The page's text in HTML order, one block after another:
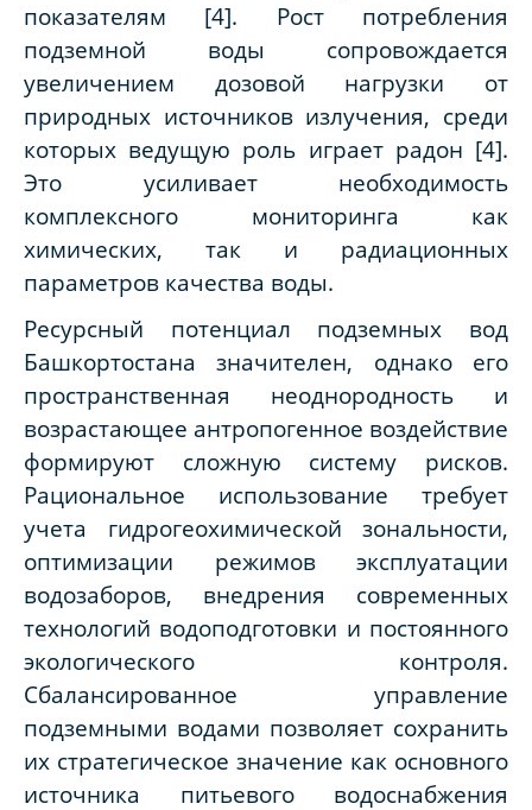
показателям [4]. Рост потребления
подземной воды сопровождается
увеличением дозовой нагрузки от
природных источников излучения, среди
которых ведущую роль играет радон [4].
Это усиливает необходимость
комплексного мониторинга как
химических, так и радиационных
параметров качества воды.
Ресурсный потенциал подземных вод
Башкортостана значителен, однако его
пространственная неоднородность и
возрастающее антропогенное воздействие
формируют сложную систему рисков.
Рациональное использование требует
учета гидрогеохимической зональности,
оптимизации режимов эксплуатации
водозаборов, внедрения современных
технологий водоподготовки и постоянного
экологического контроля.
Сбалансированное управление
подземными водами позволяет сохранить
их стратегическое значение как основного
источника питьевого водоснабжения